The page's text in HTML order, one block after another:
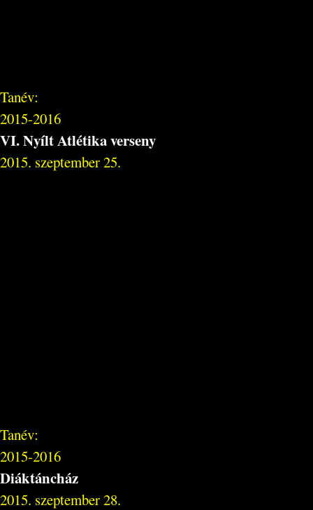
Tanév:
2015-2016
VI. Nyílt Atlétika verseny
2015. szeptember 25.
Tanév:
2015-2016
Diáktáncház
2015. szeptember 28.